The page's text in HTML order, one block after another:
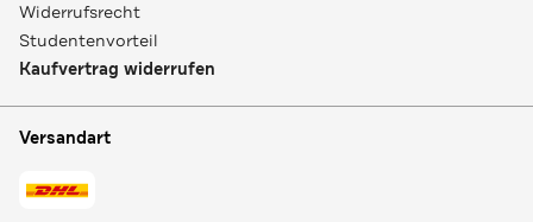
Widerrufsrecht
Studentenvorteil
Kaufvertrag widerrufen
Versandart